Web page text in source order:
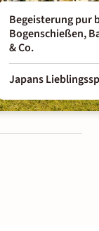
Begeisterung pur
Bogenschießen,
& Co.
Japans